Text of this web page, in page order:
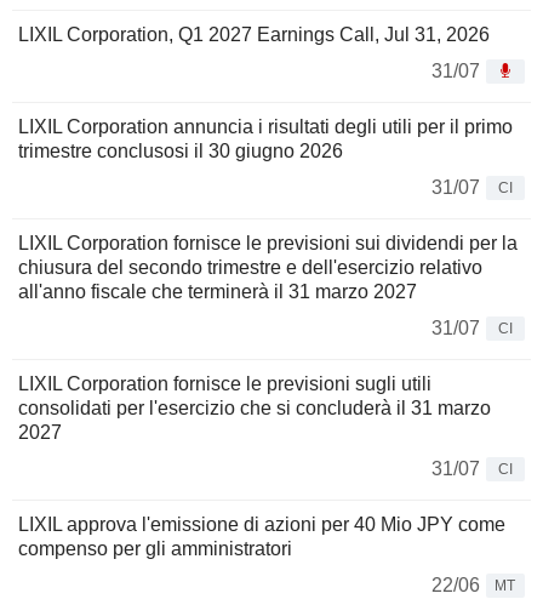
LIXIL Corporation, Q1 2027 Earnings Call, Jul 31, 2026
31/07
LIXIL Corporation annuncia i risultati degli utili per il primo
trimestre conclusosi il 30 giugno 2026
31/07
CI
LIXIL Corporation fornisce le previsioni sui dividendi per la
chiusura del secondo trimestre e dell'esercizio relativo
all'anno fiscale che terminerà il 31 marzo 2027
31/07
CI
LIXIL Corporation fornisce le previsioni sugli utili
consolidati per l'esercizio che si concluderà il 31 marzo
2027
31/07
CI
LIXIL approva l'emissione di azioni per 40 Mio JPY come
compenso per gli amministratori
22/06
MT